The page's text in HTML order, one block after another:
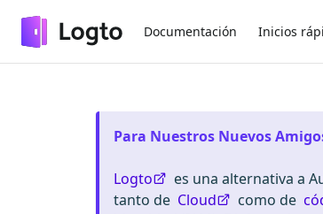
Documentación Inicios
Para Nuestros Nuevos
Logto
es una alternativa a
tanto de Cloud como de